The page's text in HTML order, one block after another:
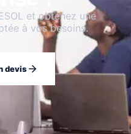
et obtenez une
à vos besoins.
devis